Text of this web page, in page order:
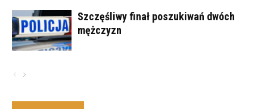
Szczęśliwy finał poszukiwań dwóch
mężczyzn